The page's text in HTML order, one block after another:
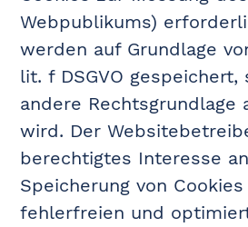
Webpublikums)
werden auf Grundlage
lit. f DSGVO gespeichert,
andere Rechtsgrundlage
wird. Der
berechtigtes Interesse
Speicherung von
fehlerfreien und